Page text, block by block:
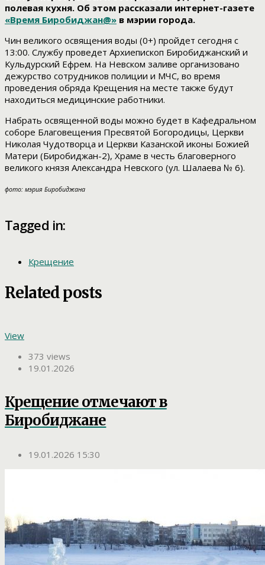
полевая кухня. Об этом рассказали интернет-газете
«Время Биробиджан@» в мэрии города.
Чин великого освящения воды (0+) пройдет сегодня с
13:00. Службу проведет Архиепископ Биробиджанский и
Кульдурский Ефрем. На Невском заливе организовано
дежурство сотрудников полиции и МЧС, во время
проведения обряда Крещения на месте также будут
находиться медицинские работники.
Набрать освященной воды можно будет в Кафедральном
соборе Благовещения Пресвятой Богородицы, Церкви
Николая Чудотворца и Церкви Казанской иконы Божией
Матери (Биробиджан-2), Храме в честь благоверного
великого князя Александра Невского (ул. Шалаева № 6).
фото: мэрия Биробиджана
Tagged in:
Крещение
Related posts
View
373 views
19.01.2026
Крещение отмечают в
Биробиджане
19.01.2026 15:30